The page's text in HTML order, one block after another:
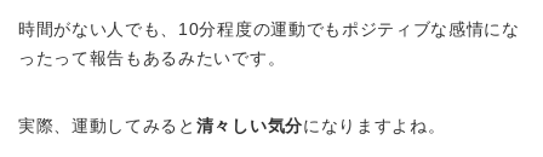
時間がない人でも、10分程度の運動でもポジティブな感情にな
ったって報告もあるみたいです。
実際、運動してみると 清々しい気分になりますよね。